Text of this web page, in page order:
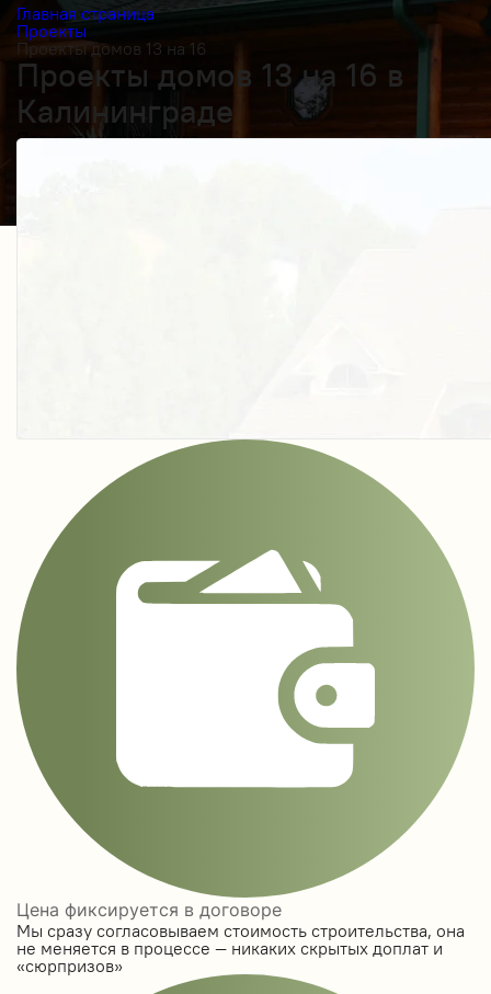
Главная страница
Проекты
Проекты домов 13 на 16
Проекты домов 13 на 16 в
Калининграде
Получить косультацию
Цена фиксируется в договоре
Мы сразу согласовываем стоимость строительства, она
не меняется в процессе — никаких скрытых доплат и
«сюрпризов»